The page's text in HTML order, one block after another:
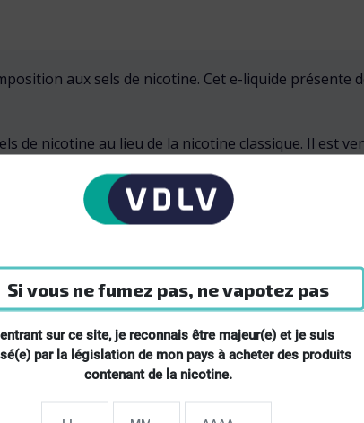
Si vous ne fumez pas, ne vapotez pas
entrant sur ce site, je reconnais être majeur(e) et je suis
par la législation de mon pays à acheter des produits
contenant de la nicotine.
aux sels de nicotine. Cet e-liquide présente
de nicotine au lieu de la nicotine classique. Il est
pour une vape moins
de celle des e-liquides traditionnels.
de nicotine sont conçus pour réduire cette
de l’utilisation d’un e-liquide classique, même
: